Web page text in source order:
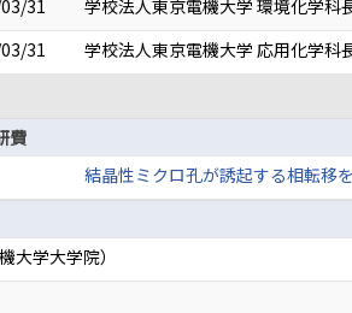
31
学校法人東京電機大学 環境化学科
31
学校法人東京電機大学 応用化学科
費
結晶性ミクロ孔が誘起する相転移
大学大学院）